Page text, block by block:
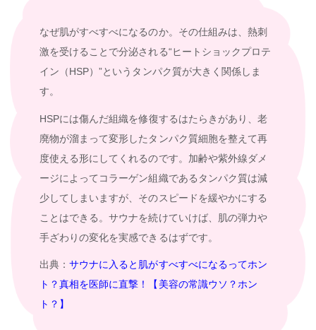
なぜ肌がすべすべになるのか。その仕組みは、熱刺
激を受けることで分泌される“ヒートショックプロテ
イン（HSP）”というタンパク質が大きく関係しま
す。
HSPには傷んだ組織を修復するはたらきがあり、老
廃物が溜まって変形したタンパク質細胞を整えて再
度使える形にしてくれるのです。加齢や紫外線ダメ
ージによってコラーゲン組織であるタンパク質は減
少してしまいますが、そのスピードを緩やかにする
ことはできる。サウナを続けていけば、肌の弾力や
手ざわりの変化を実感できるはずです。
出典：サウナに入ると肌がすべすべになるってホン
ト？真相を医師に直撃！【美容の常識ウソ？ホン
ト？】